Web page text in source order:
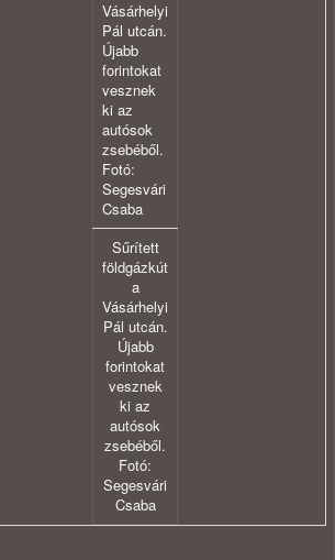
Sűrített
földgázkút
a
Vásárhelyi
Pál utcán.
Újabb
forintokat
vesznek
ki az
autósok
zsebéből.
Fotó:
Segesvári
Csaba